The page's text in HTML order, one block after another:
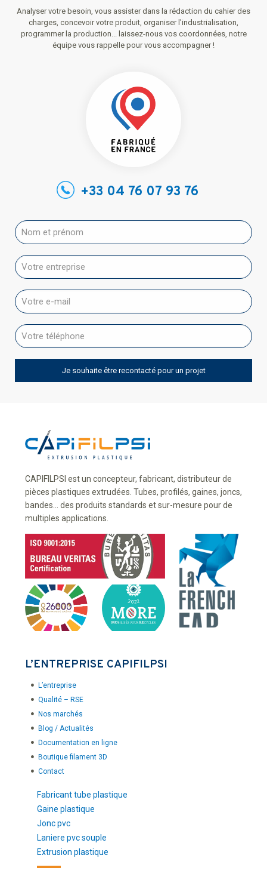
Analyser votre besoin, vous assister dans la rédaction du cahier des
charges, concevoir votre produit, organiser l’industrialisation,
programmer la production... laissez-nous vos coordonnées, notre
équipe vous rappelle pour vous accompagner !
+33 04 76 07 93 76
CAPIFILPSI est un concepteur, fabricant, distributeur de
pièces plastiques extrudées. Tubes, profilés, gaines, joncs,
bandes... des produits standards et sur-mesure pour de
multiples applications.
L’ENTREPRISE CAPIFILPSI
L’entreprise
Qualité – RSE
Nos marchés
Blog / Actualités
Documentation en ligne
Boutique filament 3D
Contact
Fabricant tube plastique
Gaine plastique
Jonc pvc
Laniere pvc souple
Extrusion plastique